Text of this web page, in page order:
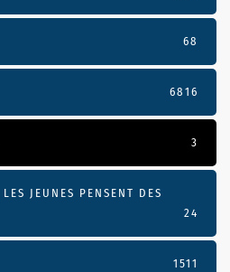
68
6816
3
JEUNES PENSENT DES
24
1511